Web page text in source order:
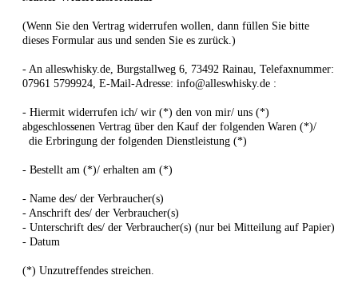
(Wenn Sie den Vertrag widerrufen wollen, dann füllen Sie bitte
dieses Formular aus und senden Sie es zurück.)
- An alleswhisky.de, Burgstallweg 6, 73492 Rainau Telefaxnummer:
07961 5799924, E-Mail-Adresse: info@alleswhisky.de :
- Hiermit widerrufen ich/ wir (*) den von mir/ uns (*)
abgeschlossenen Vertrag über den Kauf der folgenden Waren (*)/
die Erbringung der folgenden Dienstleistung (*)
- Bestellt am (*)/ erhalten am (*)
- Name des/ der Verbraucher(s)
- Anschrift des/ der Verbraucher(s)
- Unterschrift des/ der Verbraucher(s) (nur bei Mitteilung auf Papier)
- Datum
(*) Unzutreffendes streichen.